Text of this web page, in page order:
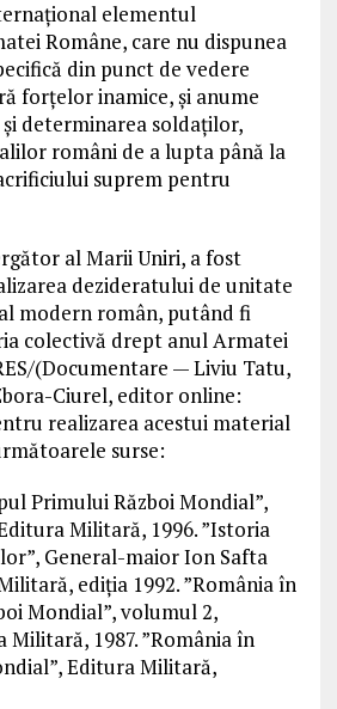
elementul
Române, care nu dispunea
din punct de vedere
forțelor inamice, și anume
determinarea soldaților,
români de a lupta până la
suprem pentru
al Marii Uniri, a fost
dezideratului de unitate
modern român, putând fi
colectivă drept anul Armatei
(Documentare — Liviu Tatu,
Ciurel, editor online:
realizarea acestui material
surse:
Primului Război Mondial”,
Militară, 1996. ”Istoria
General-maior Ion Safta
ediția 1992. ”România în
Mondial”, volumul 2,
1987. ”România în
Editura Militară,